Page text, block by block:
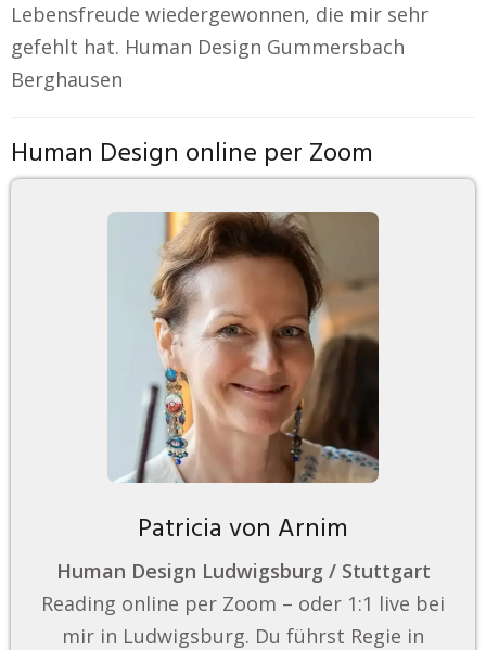
Lebensfreude wiedergewonnen, die mir sehr
gefehlt hat. Human Design Gummersbach
Berghausen
Human Design online per Zoom
Patricia von Arnim
Human Design Ludwigsburg / Stuttgart
Reading online per Zoom – oder 1:1 live bei
mir in Ludwigsburg. Du führst Regie in